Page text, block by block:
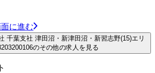
に進む
千葉支社 津田沼・新津田沼・新習志野(15)エリ
のその他の求人を見る